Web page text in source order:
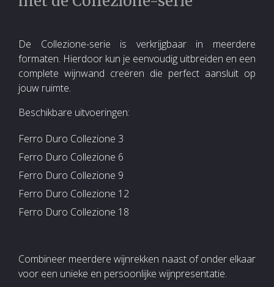
De Collezione-serie is verkrijgbaar in meerdere
formaten. Hierdoor kun je eenvoudig uitbreiden en een
complete wijnwand creëren die perfect aansluit op
jouw ruimte.
Beschikbare uitvoeringen:
Ferro Duro Collezione 3
Ferro Duro Collezione 6
Ferro Duro Collezione 9
Ferro Duro Collezione 12
Ferro Duro Collezione 18
Combineer meerdere wijnrekken naast of onder elkaar
voor een unieke en persoonlijke wijnpresentatie.